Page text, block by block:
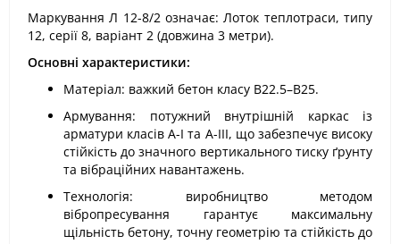
Маркування Л 12-8/2 означає: Лоток теплотраси, типу
12, серії 8, варіант 2 (довжина 3 метри).
Основні характеристики:
Матеріал: важкий бетон класу В22.5–В25.
Армування: потужний внутрішній каркас із
арматури класів А-I та А-III, що забезпечує високу
стійкість до значного вертикального тиску ґрунту
та вібраційних навантажень.
Технологія: виробництво методом
вібропресування гарантує максимальну
щільність бетону, точну геометрію та стійкість до